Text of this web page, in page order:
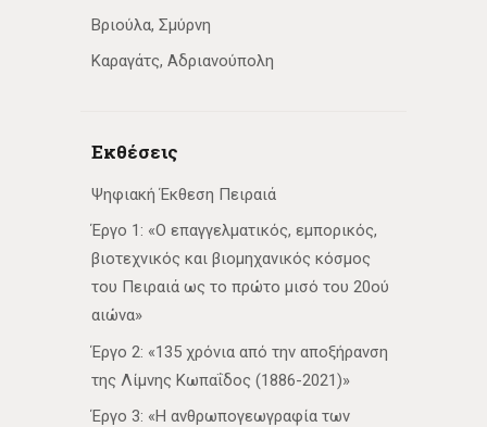
Βριούλα, Σμύρνη
Καραγάτς, Αδριανούπολη
Εκθέσεις
Ψηφιακή Έκθεση Πειραιά
Έργο 1: «Ο επαγγελματικός, εμπορικός,
βιοτεχνικός και βιομηχανικός κόσμος
του Πειραιά ως το πρώτο μισό του 20ού
αιώνα»
Έργο 2: «135 χρόνια από την αποξήρανση
της Λίμνης Κωπαΐδος (1886-2021)»
Έργο 3: «Η ανθρωπογεωγραφία των